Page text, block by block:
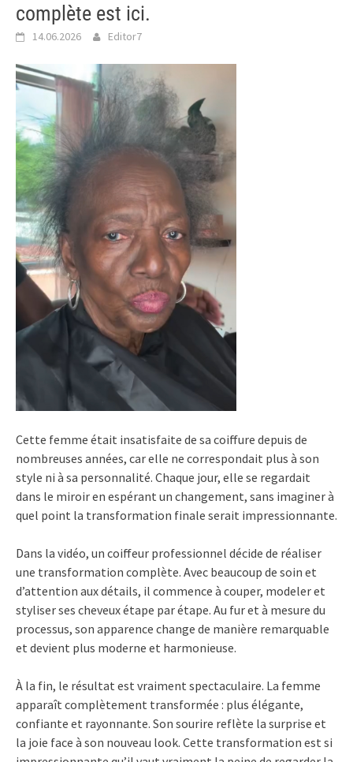
complète est ici.
14.06.2026 Editor7
Cette femme était insatisfaite de sa coiffure depuis de
nombreuses années, car elle ne correspondait plus à son
style ni à sa personnalité. Chaque jour, elle se regardait
dans le miroir en espérant un changement, sans imaginer à
quel point la transformation finale serait impressionnante.
Dans la vidéo, un coiffeur professionnel décide de réaliser
une transformation complète. Avec beaucoup de soin et
d’attention aux détails, il commence à couper, modeler et
styliser ses cheveux étape par étape. Au fur et à mesure du
processus, son apparence change de manière remarquable
et devient plus moderne et harmonieuse.
À la fin, le résultat est vraiment spectaculaire. La femme
apparaît complètement transformée : plus élégante,
confiante et rayonnante. Son sourire reflète la surprise et
la joie face à son nouveau look. Cette transformation est si